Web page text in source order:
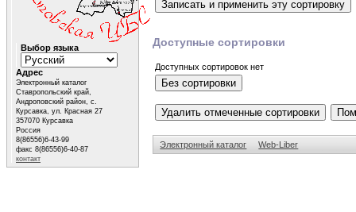
Доступные сортировки
Доступных сортировок нет
Электронный каталог Web-Liber
Выбор языка
Адрес
Электронный каталог
Ставропольский край,
Андроповский район, с.
Курсавка, ул. Красная 27
357070 Курсавка
Россия
8(86556)6-43-99
факс 8(86556)6-40-87
контакт